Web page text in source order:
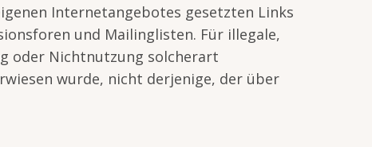
Internetangebotes gesetzten Links
und Mailinglisten. Für illegale,
oder Nichtnutzung solcherart
wurde, nicht derjenige, der über